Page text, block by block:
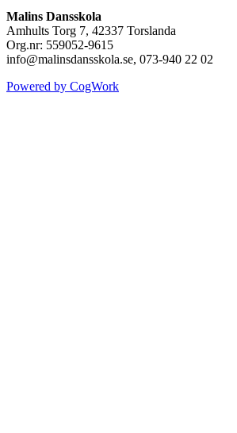
Malins Dansskola
Amhults Torg 7, 42337 Torslanda
Org.nr: 559052-9615
info@malinsdansskola.se, 073-940 22 02
Powered by CogWork